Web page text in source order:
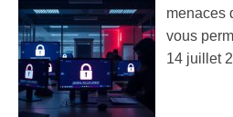
menaces
vous
14 juillet